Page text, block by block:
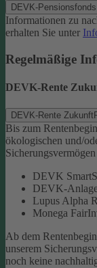
DEVK-Pensionsfonds
Informationen zu
erhalten Sie unter
Regelmäßige
DEVK-Rente
DEVK-Rente
Bis zum
ökologischen und/
DEVK
DEVK-
Lupus Alpha
Monega
Ab dem
unserem
noch keine